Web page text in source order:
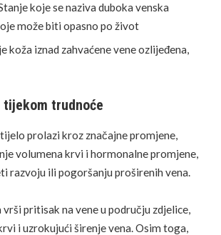
koje se naziva duboka venska
može biti opasno po život
koža iznad zahvaćene vene ozlijeđena,
tijekom trudnoće
prolazi kroz značajne promjene,
volumena krvi i hormonalne promjene,
razvoju ili pogoršanju proširenih vena.
pritisak na vene u području zdjelice,
i uzrokujući širenje vena. Osim toga,